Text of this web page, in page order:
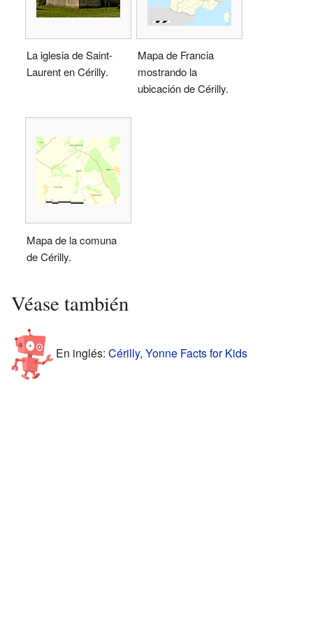
La iglesia de Saint-
Laurent en Cérilly.
Mapa de Francia
mostrando la
ubicación de Cérilly.
Mapa de la comuna
de Cérilly.
Véase también
En inglés: Cérilly, Yonne Facts for Kids